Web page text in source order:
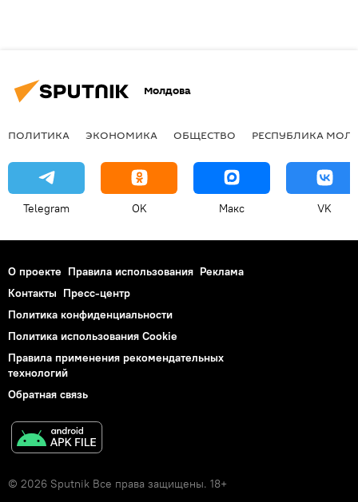
Молдова
ПОЛИТИКА ЭКОНОМИКА ОБЩЕСТВО РЕСПУБЛИКА
Telegram OK Макс VK
О проекте Правила использования Реклама
Контакты Пресс-центр
Политика конфиденциальности
Политика использования Cookie
Правила применения рекомендательных
технологий
Обратная связь
© 2026 Sputnik Все права защищены. 18+